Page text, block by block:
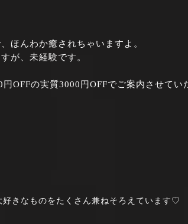
ほんわか癒されちゃいますよ。
が、未経験です。
OFFの実質3000円OFFでご案内させてい
きなものをたくさん兼ねそろえています♡